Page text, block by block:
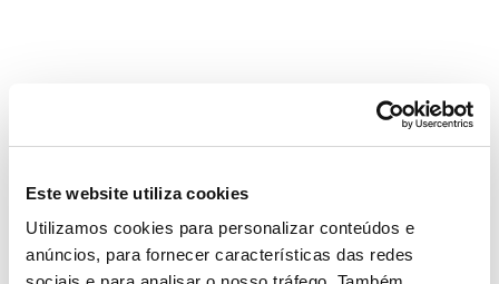
Este website utiliza cookies
Utilizamos cookies para personalizar conteúdos e
anúncios, para fornecer características das redes
20 Dezembro 2019
Continente assinala
aniversário da descoberta da
Madeira e do Porto Santo com